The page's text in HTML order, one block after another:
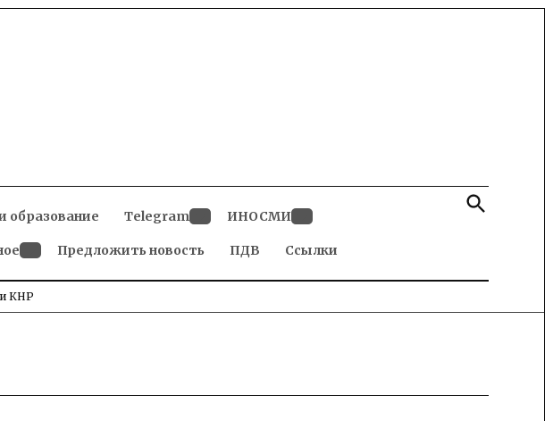
образование Telegram
dropdown
ИНОСМИ
dropdown
dropdown
menu
Предложить новость ПДВ Ссылки
Open
Search
КНР